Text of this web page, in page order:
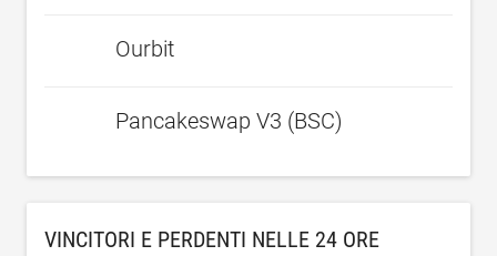
Ourbit
Pancakeswap V3 (BSC)
VINCITORI E PERDENTI NELLE 24 ORE